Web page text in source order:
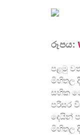
රූපය:
පළමු
මිහිතල
සභික
පරිසර
දෙයින්
මිහිතල